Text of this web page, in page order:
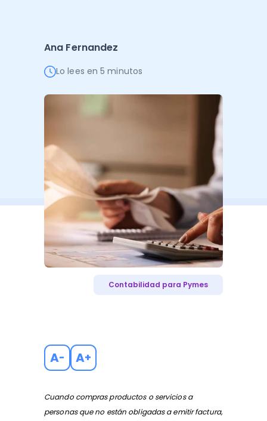
Ver todo
Ver TodoAna Fernandez
Lo lees en 5 minutos
Contabilidad para Pymes
A- A+
Cuando compras productos o servicios a
personas que no están obligadas a emitir factura,